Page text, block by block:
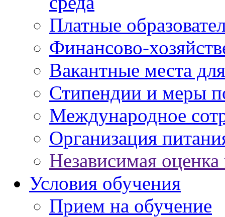
Платные
Финансово-
Вакантные места
Стипендии и меры
Международное
Организация
Независимая оценка
Условия обучения
Прием на обучение